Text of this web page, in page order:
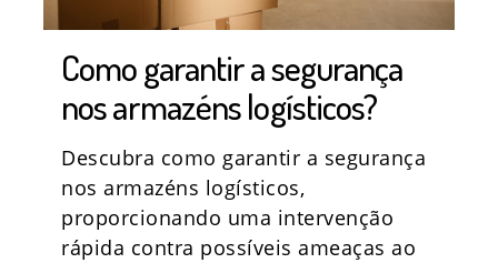
Como garantir a segurança
nos armazéns logísticos?
Descubra como garantir a segurança
nos armazéns logísticos,
proporcionando uma intervenção
rápida contra possíveis ameaças ao